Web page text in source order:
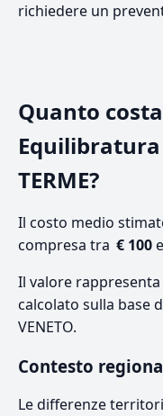
richiedere un
Quanto
TERME?
Il costo medio
compresa tra € 100e
Il valore
calcolato sulla base
VENETO.
Contesto
Le differenze